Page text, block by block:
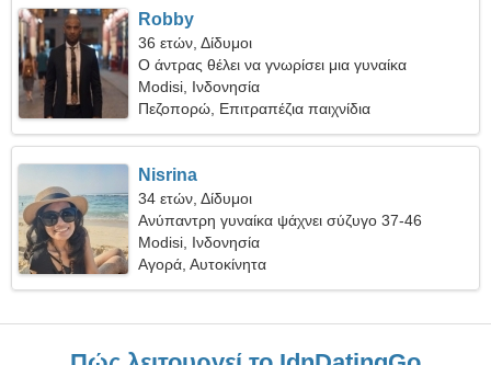
Robby
36 ετών, Δίδυμοι
Ο άντρας θέλει να γνωρίσει μια γυναίκα
Modisi, Ινδονησία
Πεζοπορώ, Επιτραπέζια παιχνίδια
Nisrina
34 ετών, Δίδυμοι
Ανύπαντρη γυναίκα ψάχνει σύζυγο 37-46
Modisi, Ινδονησία
Αγορά, Αυτοκίνητα